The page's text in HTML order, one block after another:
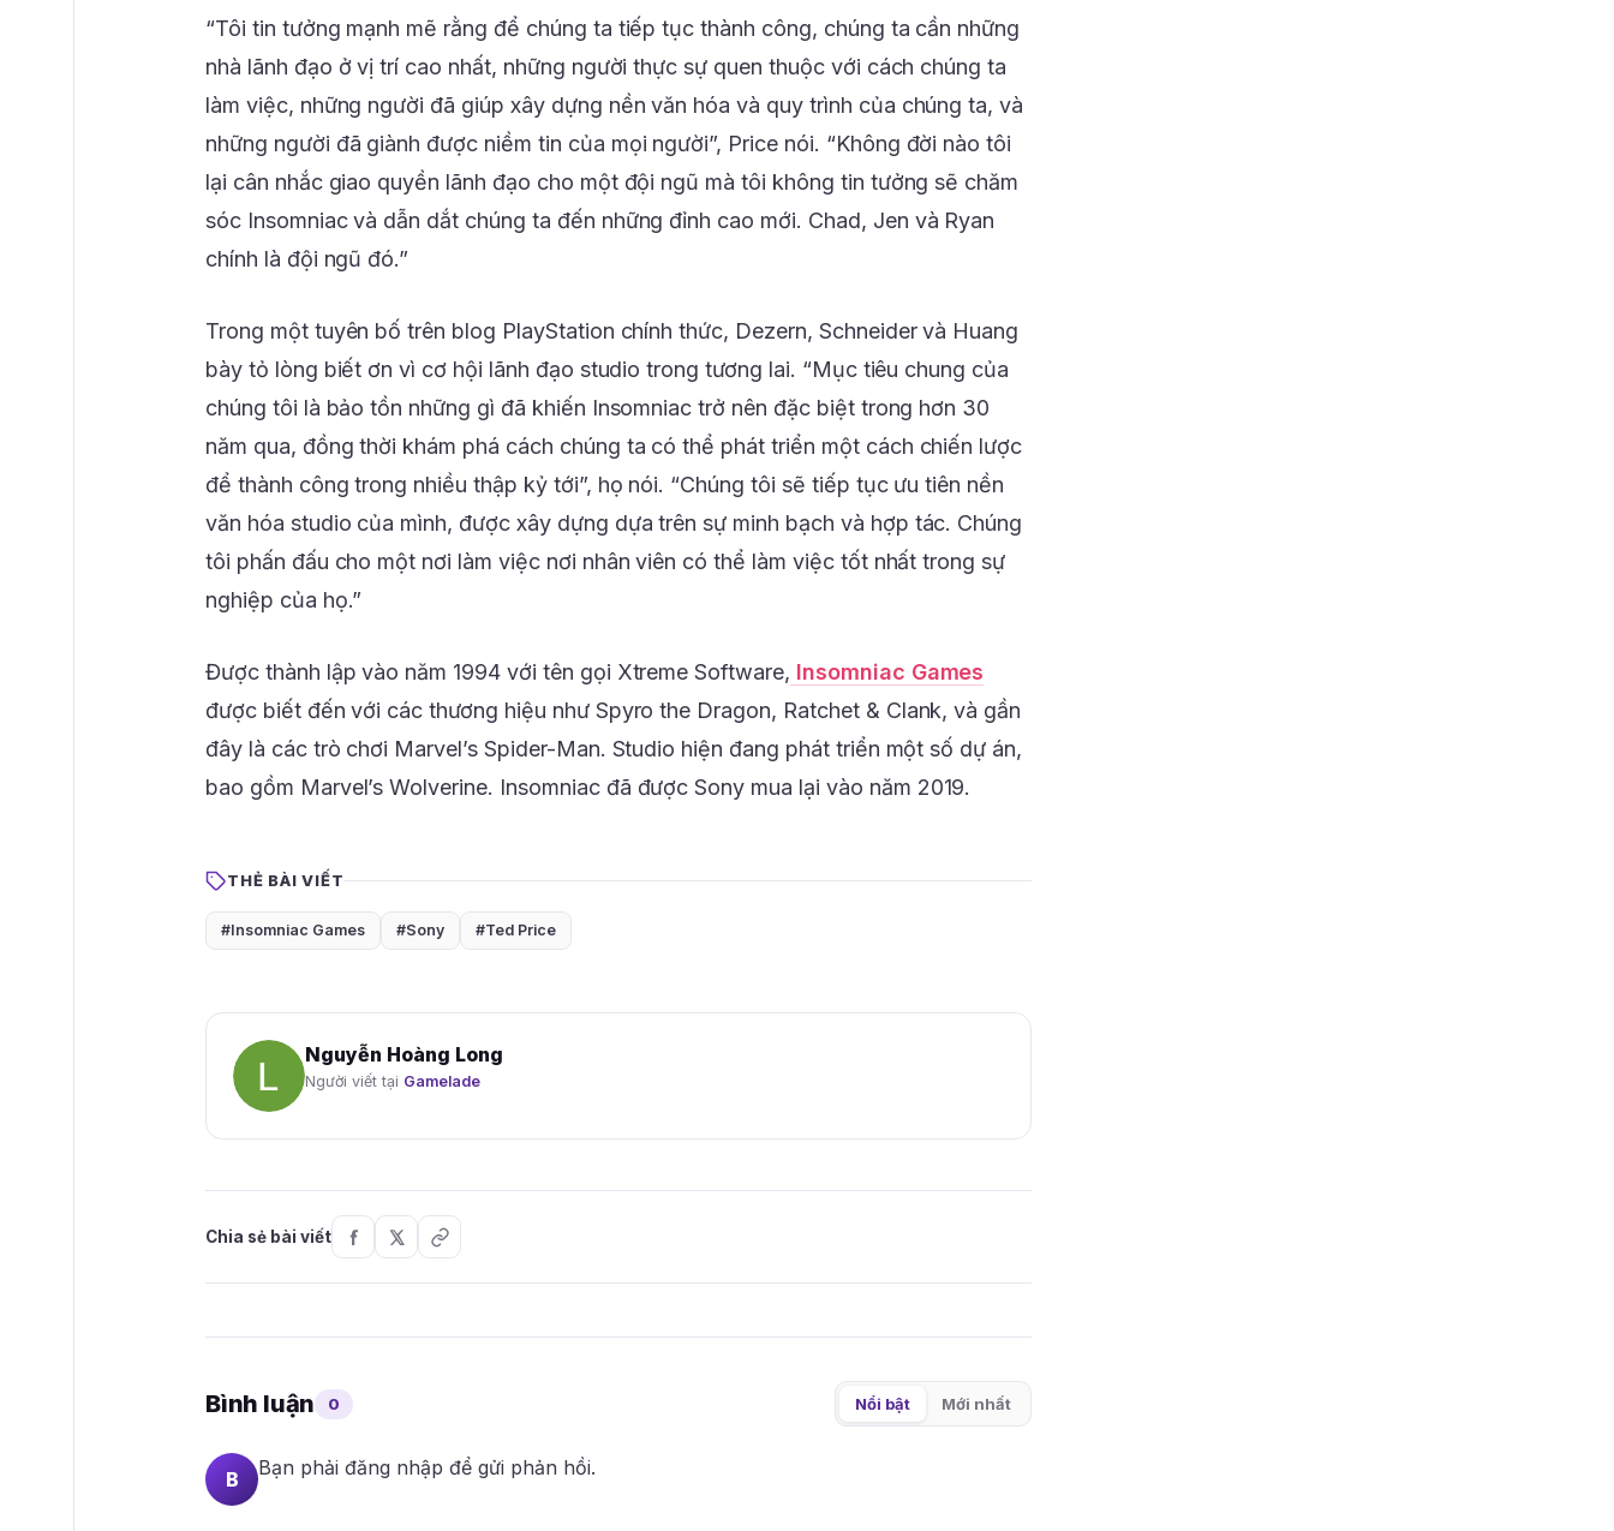
“Tôi tin tưởng mạnh mẽ rằng để chúng ta tiếp tục thành công, chúng ta cần những
nhà lãnh đạo ở vị trí cao nhất, những người thực sự quen thuộc với cách chúng ta
làm việc, những người đã giúp xây dựng nền văn hóa và quy trình của chúng ta, và
những người đã giành được niềm tin của mọi người”, Price nói. “Không đời nào tôi
lại cân nhắc giao quyền lãnh đạo cho một đội ngũ mà tôi không tin tưởng sẽ chăm
sóc Insomniac và dẫn dắt chúng ta đến những đỉnh cao mới. Chad, Jen và Ryan
chính là đội ngũ đó.”
Trong một tuyên bố trên blog PlayStation chính thức, Dezern, Schneider và Huang
bày tỏ lòng biết ơn vì cơ hội lãnh đạo studio trong tương lai. “Mục tiêu chung của
chúng tôi là bảo tồn những gì đã khiến Insomniac trở nên đặc biệt trong hơn 30
năm qua, đồng thời khám phá cách chúng ta có thể phát triển một cách chiến lược
để thành công trong nhiều thập kỷ tới”, họ nói. “Chúng tôi sẽ tiếp tục ưu tiên nền
văn hóa studio của mình, được xây dựng dựa trên sự minh bạch và hợp tác. Chúng
tôi phấn đấu cho một nơi làm việc nơi nhân viên có thể làm việc tốt nhất trong sự
nghiệp của họ.”
Được thành lập vào năm 1994 với tên gọi Xtreme Software, Insomniac Games
được biết đến với các thương hiệu như Spyro the Dragon, Ratchet & Clank, và gần
đây là các trò chơi Marvel’s Spider-Man. Studio hiện đang phát triển một số dự án,
bao gồm Marvel’s Wolverine. Insomniac đã được Sony mua lại vào năm 2019.
THẺ BÀI VIẾT
#Insomniac Games #Sony #Ted Price
Nguyễn Hoàng Long
Người viết tại Gamelade
Chia sẻ bài viết
Bình luận 0 Nổi bật Mới nhất
B Bạn phải đăng nhập để gửi phản hồi.